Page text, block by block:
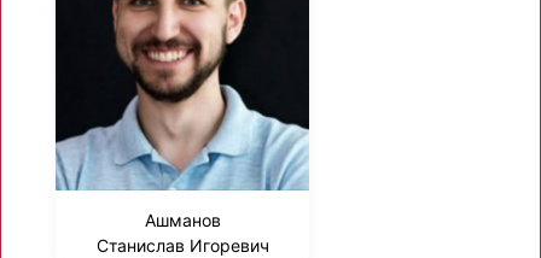
Ашманов
Станислав Игоревич